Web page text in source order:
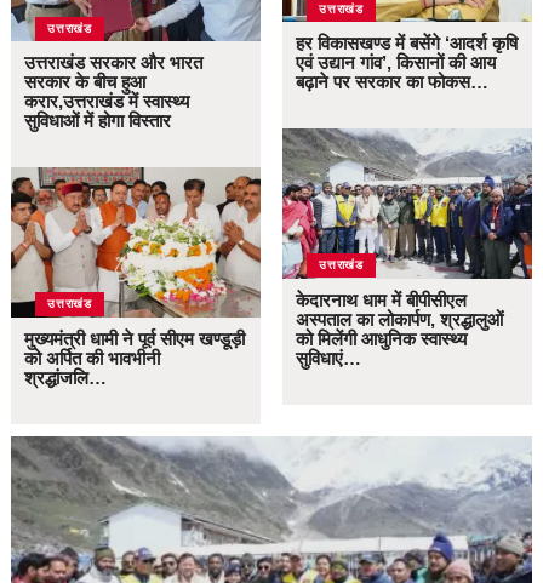
उत्तराखंड
उत्तराखंड सरकार और भारत
सरकार के बीच हुआ
करार,उत्तराखंड में स्वास्थ्य
सुविधाओं में होगा विस्तार
उत्तराखंड
मुख्यमंत्री धामी ने पूर्व सीएम खण्डूड़ी
को अर्पित की भावभीनी
श्रद्धांजलि…
उत्तराखंड
हर विकासखण्ड में बसेंगे ‘आदर्श कृषि
एवं उद्यान गांव’, किसानों की आय
बढ़ाने पर सरकार का फोकस…
उत्तराखंड
केदारनाथ धाम में बीपीसीएल
अस्पताल का लोकार्पण, श्रद्धालुओं
को मिलेंगी आधुनिक स्वास्थ्य
सुविधाएं…